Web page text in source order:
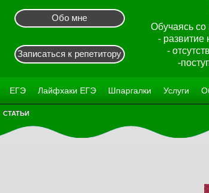
Обо мне
Обучаясь со
- развитие
-
-
Записаться к репетитору
ЕГЭ Лайфхаки ЕГЭ Шпаргалки Услуги
СТАТЬИ